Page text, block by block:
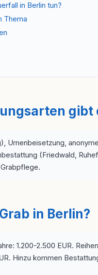
in Berlin tun?
Thema
gibt
Urnenbeisetzung,
(Friedwald,
in Berlin?
1.200-2.500 EUR.
Hinzu kommen